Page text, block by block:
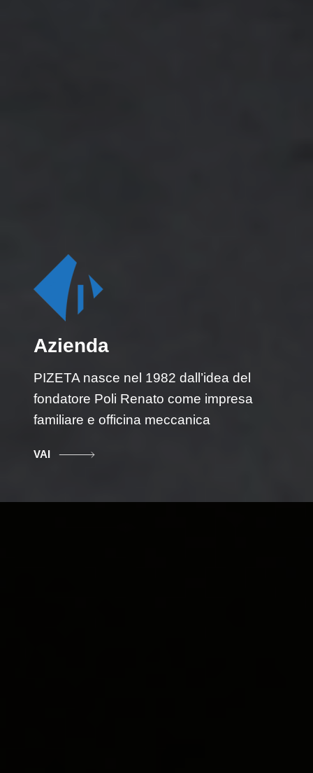
Azienda
PIZETA nasce nel 1982 dall’idea del
fondatore Poli Renato come impresa
familiare e officina meccanica
VAI